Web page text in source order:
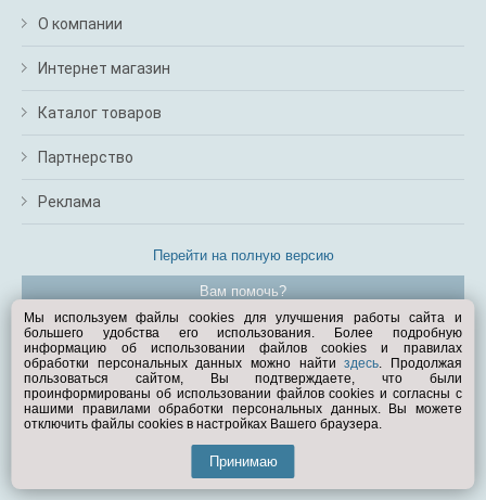
О компании
Интернет магазин
Каталог товаров
Партнерство
Реклама
Перейти на полную версию
Вам помочь?
© Exist.ru 1998—2026
Мы используем файлы cookies для улучшения работы сайта и
большего удобства его использования. Более подробную
информацию об использовании файлов cookies и правилах
обработки персональных данных можно найтиздесь. Продолжая
пользоваться сайтом, Вы подтверждаете, что были
проинформированы об использовании файлов cookies и согласны с
нашими правилами обработки персональных данных. Вы можете
отключить файлы cookies в настройках Вашего браузера.
Принимаю